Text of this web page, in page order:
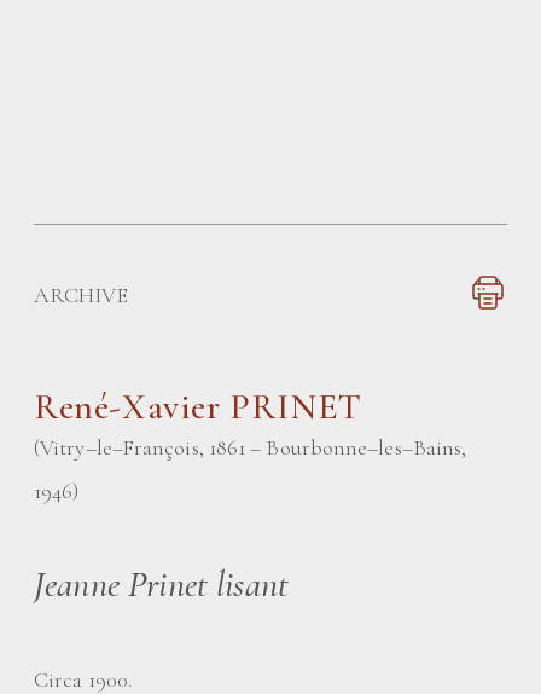
ARCHIVE
René-Xavier PRINET
(Vitry–le–François, 1861 – Bourbonne–les–Bains,
1946)
Jeanne Prinet lisant
Circa 1900.